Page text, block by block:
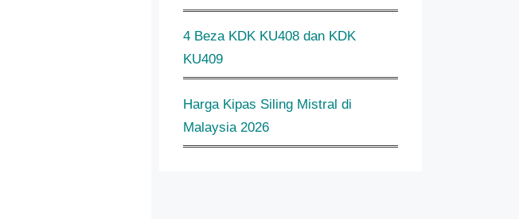
4 Beza KDK KU408 dan KDK
KU409
Harga Kipas Siling Mistral di
Malaysia 2026